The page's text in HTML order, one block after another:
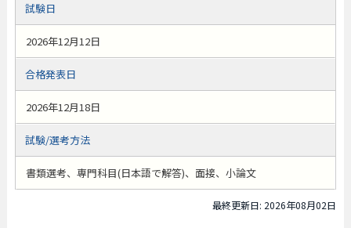
試験日
2026年12月12日
合格発表日
2026年12月18日
試験/選考方法
書類選考、専門科目(日本語で解答)、面接、小論文
最終更新日: 2026年08月02日